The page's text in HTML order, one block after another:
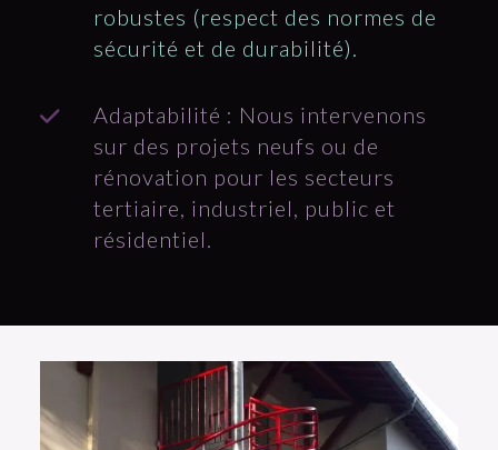
robustes (respect des normes de
sécurité et de durabilité).
Adaptabilité : Nous intervenons
sur des projets neufs ou de
rénovation pour les secteurs
tertiaire, industriel, public et
résidentiel.